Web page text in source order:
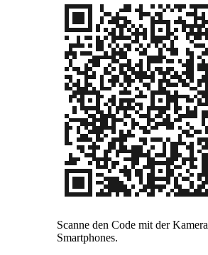
Scanne den Code mit der
Smartphones.